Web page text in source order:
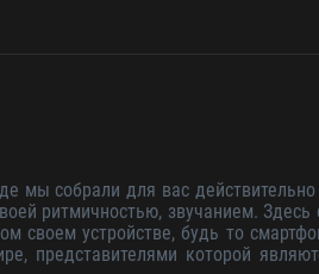
мы собрали для вас
ритмичностью, звучанием.
своем устройстве, будь то
представителями которой